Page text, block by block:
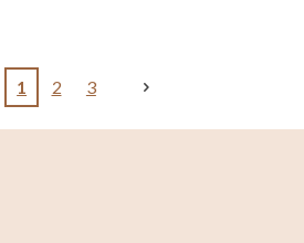
1 2 3